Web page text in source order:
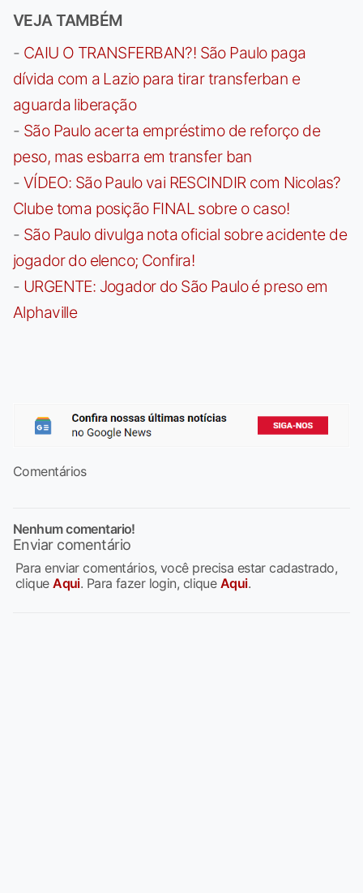
VEJA TAMBÉM
- CAIU O TRANSFERBAN?! São Paulo paga
dívida com a Lazio para tirar transferban e
aguarda liberação
- São Paulo acerta empréstimo de reforço de
peso, mas esbarra em transfer ban
- VÍDEO: São Paulo vai RESCINDIR com Nicolas?
Clube toma posição FINAL sobre o caso!
- São Paulo divulga nota oficial sobre acidente de
jogador do elenco; Confira!
- URGENTE: Jogador do São Paulo é preso em
Alphaville
Comentários
Nenhum comentario!
Enviar comentário
Para enviar comentários, você precisa estar cadastrado,
cliqueAqui. Para fazer login, clique Aqui.